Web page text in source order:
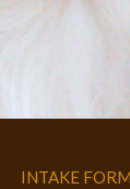
INTAKE